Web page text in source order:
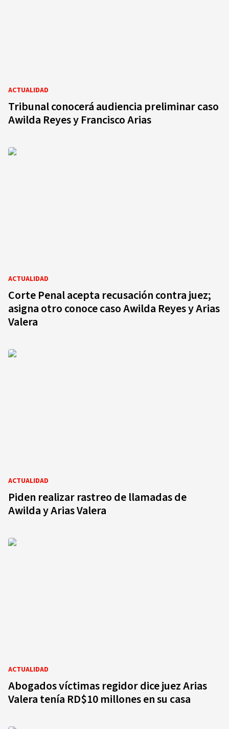
ACTUALIDAD
Tribunal conocerá audiencia preliminar caso
Awilda Reyes y Francisco Arias
ACTUALIDAD
Corte Penal acepta recusación contra juez;
asigna otro conoce caso Awilda Reyes y Arias
Valera
ACTUALIDAD
Piden realizar rastreo de llamadas de
Awilda y Arias Valera
ACTUALIDAD
Abogados víctimas regidor dice juez Arias
Valera tenía RD$10 millones en su casa